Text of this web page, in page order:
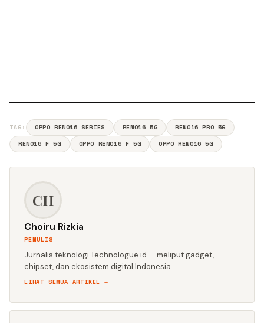
TAG: OPPO RENO16 SERIES RENO16 5G
RENO16 PRO 5G
RENO16 F 5G
OPPO RENO16 F 5G OPPO RENO16 5G
CH
Choiru Rizkia
PENULIS
Jurnalis teknologi Technologue.id — meliput gadget,
chipset, dan ekosistem digital Indonesia.
LIHAT SEMUA ARTIKEL →